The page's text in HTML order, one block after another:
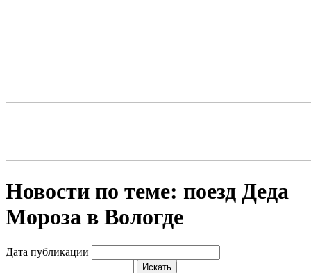
Новости по теме: поезд Деда
Мороза в Вологде
Дата публикации
Искать